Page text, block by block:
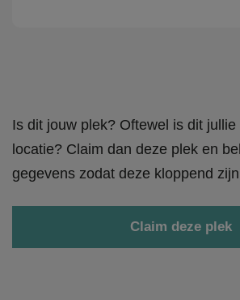
Is dit jouw plek? Oftewel is dit
locatie? Claim dan deze plek en
gegevens zodat deze kloppend
Claim deze plek